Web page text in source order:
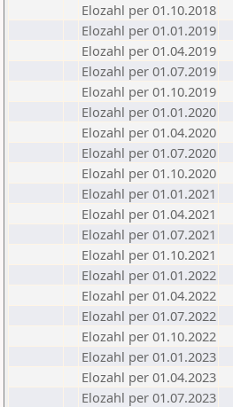
Elozahl per 01.10.2018
Elozahl per 01.01.2019
Elozahl per 01.04.2019
Elozahl per 01.07.2019
Elozahl per 01.10.2019
Elozahl per 01.01.2020
Elozahl per 01.04.2020
Elozahl per 01.07.2020
Elozahl per 01.10.2020
Elozahl per 01.01.2021
Elozahl per 01.04.2021
Elozahl per 01.07.2021
Elozahl per 01.10.2021
Elozahl per 01.01.2022
Elozahl per 01.04.2022
Elozahl per 01.07.2022
Elozahl per 01.10.2022
Elozahl per 01.01.2023
Elozahl per 01.04.2023
Elozahl per 01.07.2023